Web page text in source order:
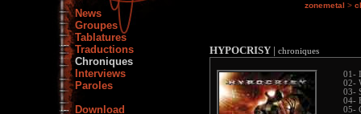
News
Groupes
Tablatures
Traductions
Chroniques
Interviews
Paroles
Download
zonemetal >
HYPOCRISY | chroniques
01-
02-
03-
04-
05-